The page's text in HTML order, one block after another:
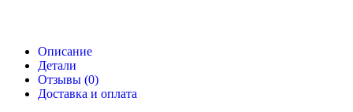
Описание
Детали
Отзывы (0)
Доставка и оплата